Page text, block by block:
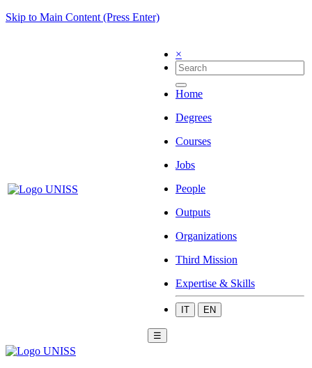
Skip to Main Content (Press Enter)
×
Home
Degrees
Courses
Jobs
People
Outputs
Organizations
Third Mission
Expertise & Skills
IT EN
☰